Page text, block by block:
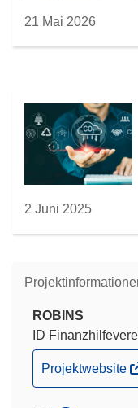
21 Mai 2026
2 Juni 2025
ROBINS
ID
(öffnet
in
Projektwebsite